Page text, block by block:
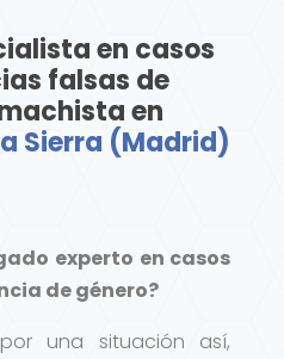
en casos
falsas de
en
Sierra (Madrid)
experto en casos
de género?
una situación así,